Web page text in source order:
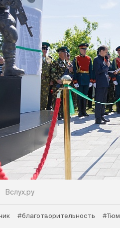
Вслух.ру
#благотворительность